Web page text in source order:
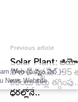
Previous article
Solar Plant:
సోలార్‌ సిస్టమ్‌.. 95
కరెంటు బిల్లు
ధరల్లోనే..
×
Mannam Web
Telugu News